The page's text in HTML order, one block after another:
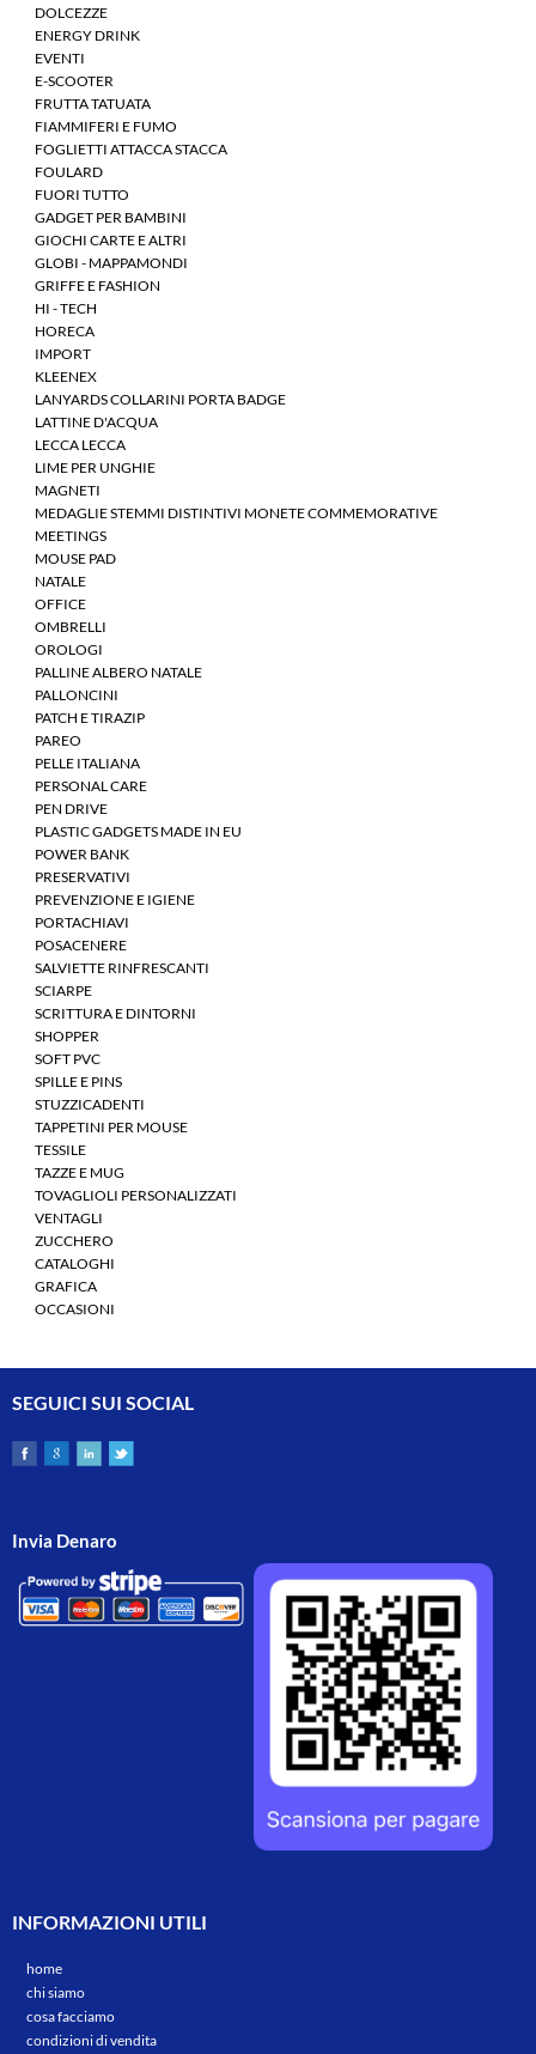
DOLCEZZE
ENERGY DRINK
EVENTI
E-SCOOTER
FRUTTA TATUATA
FIAMMIFERI E FUMO
FOGLIETTI ATTACCA STACCA
FOULARD
FUORI TUTTO
GADGET PER BAMBINI
GIOCHI CARTE E ALTRI
GLOBI - MAPPAMONDI
GRIFFE E FASHION
HI - TECH
HORECA
IMPORT
KLEENEX
LANYARDS COLLARINI PORTA BADGE
LATTINE D'ACQUA
LECCA LECCA
LIME PER UNGHIE
MAGNETI
MEDAGLIE STEMMI DISTINTIVI MONETE COMMEMORATIVE
MEETINGS
MOUSE PAD
NATALE
OFFICE
OMBRELLI
OROLOGI
PALLINE ALBERO NATALE
PALLONCINI
PATCH E TIRAZIP
PAREO
PELLE ITALIANA
PERSONAL CARE
PEN DRIVE
PLASTIC GADGETS MADE IN EU
POWER BANK
PRESERVATIVI
PREVENZIONE E IGIENE
PORTACHIAVI
POSACENERE
SALVIETTE RINFRESCANTI
SCIARPE
SCRITTURA E DINTORNI
SHOPPER
SOFT PVC
SPILLE E PINS
STUZZICADENTI
TAPPETINI PER MOUSE
TESSILE
TAZZE E MUG
TOVAGLIOLI PERSONALIZZATI
VENTAGLI
ZUCCHERO
CATALOGHI
GRAFICA
OCCASIONI
SEGUICI SUI SOCIAL
Invia Denaro
INFORMAZIONI UTILI
home
chi siamo
cosa facciamo
condizioni di vendita